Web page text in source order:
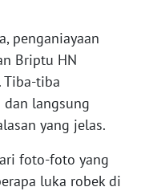
penganiayaan
Briptu HN
Tiba-tiba
langsung
yang jelas.
foto-foto yang
luka robek di